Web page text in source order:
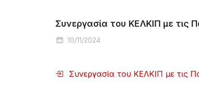
Συνεργασία του ΚΕΛΚΙΠ με τις
10/11/2024
Συνεργασία του ΚΕΛΚΙΠ με τις